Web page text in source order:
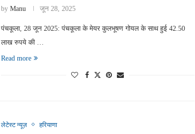
by Manu जून 28, 2025
पंचकूला, 28 जून 2025: पंचकूला के मेयर कुलभूषण गोयल के साथ हुई 42.50
लाख रुपये की …
Read more
लेटेस्ट न्यूज़ हरियाणा